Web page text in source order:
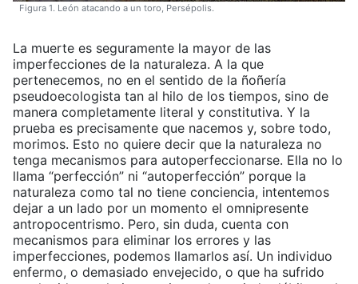
Figura 1. León atacando a un toro, Persépolis.
La muerte es seguramente la mayor de las
imperfecciones de la naturaleza. A la que
pertenecemos, no en el sentido de la ñoñería
pseudoecologista tan al hilo de los tiempos, sino de
manera completamente literal y constitutiva. Y la
prueba es precisamente que nacemos y, sobre todo,
morimos. Esto no quiere decir que la naturaleza no
tenga mecanismos para autoperfeccionarse. Ella no lo
llama “perfección” ni “autoperfección” porque la
naturaleza como tal no tiene conciencia, intentemos
dejar a un lado por un momento el omnipresente
antropocentrismo. Pero, sin duda, cuenta con
mecanismos para eliminar los errores y las
imperfecciones, podemos llamarlos así. Un individuo
enfermo, o demasiado envejecido, o que ha sufrido